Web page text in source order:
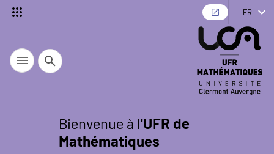
FR
Recherche
Bienvenue à l'UFR de
Mathématiques